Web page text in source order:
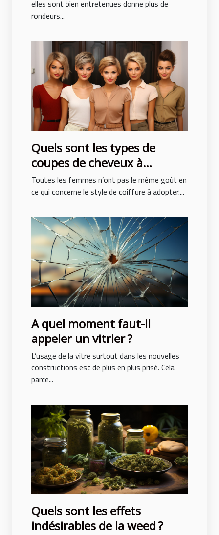
elles sont bien entretenues donne plus de
rondeurs...
Quels sont les types de
coupes de cheveux à
adopter pour ne pas subir de
traumatisme ?
Toutes les femmes n’ont pas le même goût en
ce qui concerne le style de coiffure à adopter....
A quel moment faut-il
appeler un vitrier ?
L’usage de la vitre surtout dans les nouvelles
constructions est de plus en plus prisé. Cela
parce...
Quels sont les effets
indésirables de la weed ?